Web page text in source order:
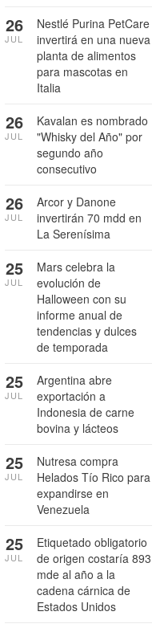
Nestlé Purina PetCare
invertirá en una nueva
planta de alimentos
para mascotas en
Italia
26
JUL
Kavalan es nombrado
"Whisky del Año" por
segundo año
consecutivo
26
JUL
Arcor y Danone
invertirán 70 mdd en
La Serenísima
26
JUL
Mars celebra la
evolución de
Halloween con su
informe anual de
tendencias y dulces
de temporada
25
JUL
Argentina abre
exportación a
Indonesia de carne
bovina y lácteos
25
JUL
Nutresa compra
Helados Tío Rico para
expandirse en
Venezuela
25
JUL
Etiquetado obligatorio
de origen costaría 893
mde al año a la
cadena cárnica de
Estados Unidos
25
JUL